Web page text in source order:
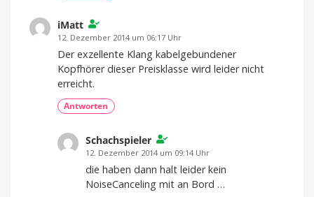
iMatt
12. Dezember 2014 um 06:17 Uhr
Der exzellente Klang kabelgebundener
Kopfhörer dieser Preisklasse wird leider nicht
erreicht.
Antworten
Schachspieler
12. Dezember 2014 um 09:14 Uhr
die haben dann halt leider kein
NoiseCanceling mit an Bord …